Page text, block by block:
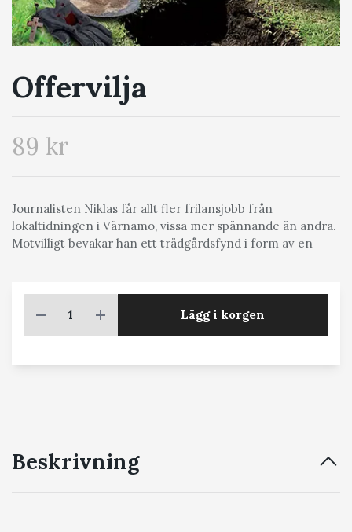
Offervilja
89 kr
Journalisten Niklas får allt fler frilansjobb från
lokaltidningen i Värnamo, vissa mer spännande än andra.
Motvilligt bevakar han ett trädgårdsfynd i form av en
Lägg i korgen
Beskrivning